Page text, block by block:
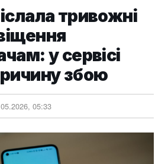
тривожні
у сервісі
збою
05:33